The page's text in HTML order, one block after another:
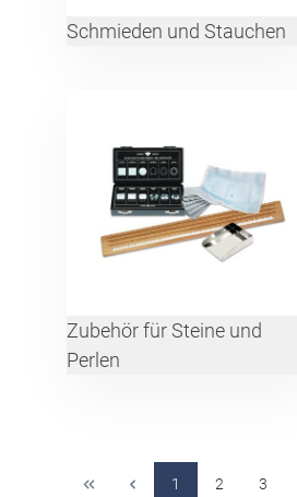
Schmieden und Stauchen
Zubehör für Steine und
Perlen
1 2 3